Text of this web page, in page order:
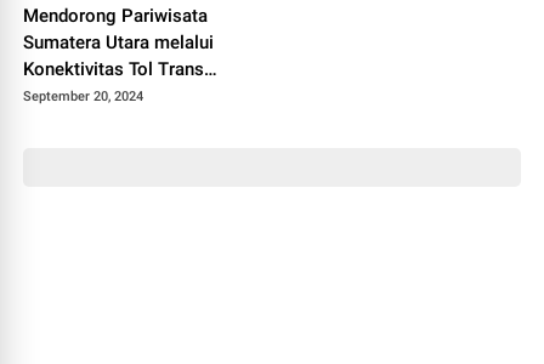
Mendorong Pariwisata
Sumatera Utara melalui
Konektivitas Tol Trans
Sumatera
September 20, 2024